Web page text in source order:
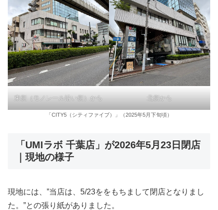
東側（モノレール沿い側）から 北側から
「CITY5（シティファイブ）」（2025年5月下旬頃）
「UMIラボ 千葉店」が2026年5月23日閉店
｜現地の様子
現地には、”当店は、5/23ををもちまして閉店となりまし
た。”との張り紙がありました。